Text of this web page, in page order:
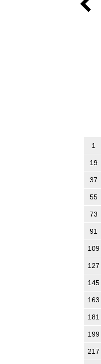
1
19
37
55
73
91
109
127
145
163
181
199
217